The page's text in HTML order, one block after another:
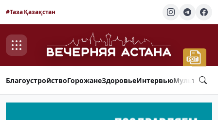
#Таза Қазақстан
БлагоустройствоГорожанеЗдоровьеИнтервью